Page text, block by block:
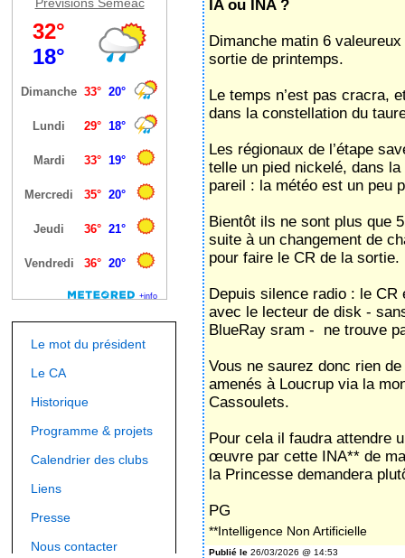
Le mot du président
Le CA
Historique
Programme & projets
Calendrier des clubs
Liens
Presse
Nous contacter
IA ou INA ?
Dimanche matin 6
sortie de printemps.
Le temps n’est pas cracra,
dans la constellation du
Les régionaux de l’étape
telle un pied nickelé, dans
pareil : la météo est un peu
Bientôt ils ne sont plus que
suite à un changement de
pour faire le CR de la sortie.
Depuis silence radio : le CR
avec le lecteur de disk -
BlueRay sram - ne trouve
Vous ne saurez donc rien
amenés à Loucrup via la
Cassoulets.
Pour cela il faudra attendre
œuvre par cette INA** de
la Princesse demandera
PG
**Intelligence Non Artificielle
Publié le 26/03/2026 @ 14:53